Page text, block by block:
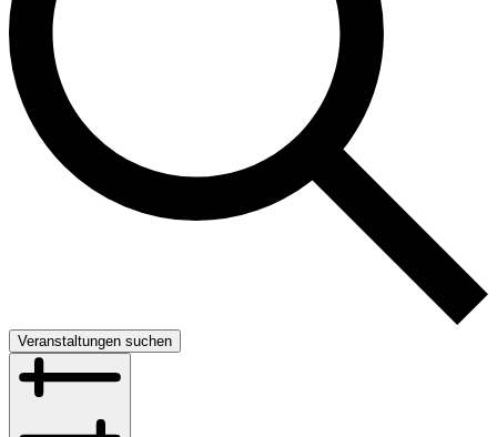
Veranstaltungen suchen